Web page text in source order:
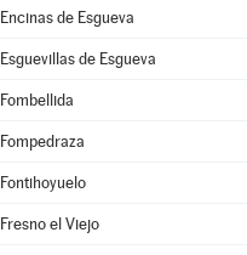
Encinas de Esgueva
Esguevillas de Esgueva
Fombellida
Fompedraza
Fontihoyuelo
Fresno el Viejo